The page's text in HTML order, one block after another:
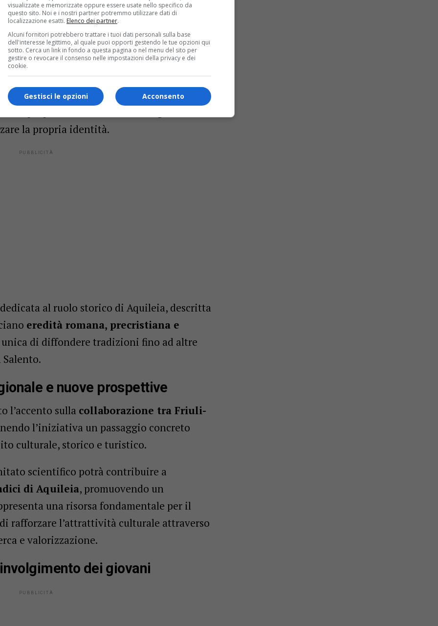
e identità
ilvalore strategico del progetto,
territori apparentemente lontani ma uniti
Venezia Giulia, definito cometerra di
la propria identità.
al ruolo storico di Aquileia, descritta
eredità romana, precristiana e
unica di diffondere tradizioni fino ad altre
e nuove prospettive
l’accento sulla collaborazione tra Friuli-
l’iniziativa un passaggio concreto
culturale, storico e turistico.
scientifico potrà contribuire a
di Aquileia, promuovendo un
una risorsa fondamentale per il
rafforzare l’attrattività culturale attraverso
e valorizzazione.
dei giovani
visualizzate e memorizzate oppure essere usate nello specifico da
questo sito. Noi e i nostri partner potremmo utilizzare dati di
localizzazione esatti. Elenco dei partner.
Alcuni fornitori potrebbero trattare i tuoi dati personali sulla base
dell'interesse legittimo, al quale puoi opporti gestendo le tue opzioni qui
sotto. Cerca un link in fondo a questa pagina o nel menu del sito per
gestire o revocare il consenso nelle impostazioni della privacy e dei
cookie.
Acconsento
Gestisci le opzioni